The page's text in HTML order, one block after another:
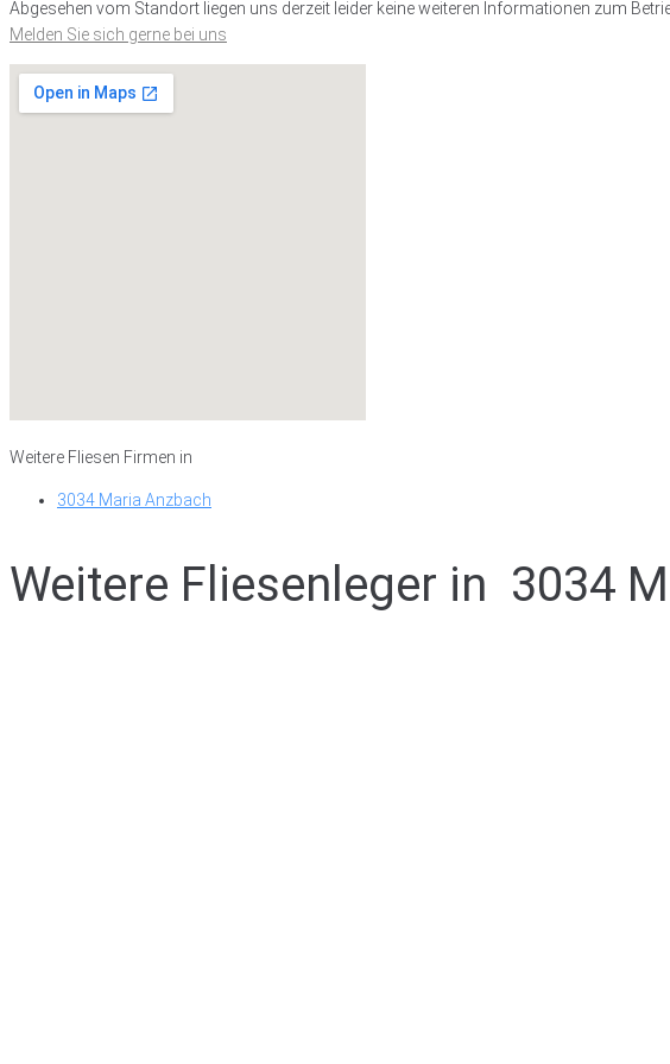
Abgesehen vom Standort liegen uns derzeit leider keine weiteren Informationen zum
Melden Sie sich gerne bei uns
Weitere Fliesen Firmen in
3034 Maria Anzbach
Weitere Fliesenleger in 3034